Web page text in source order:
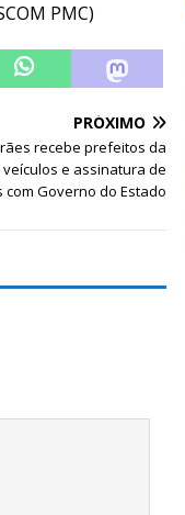
PMC)
PRÓXIMO
recebe prefeitos da
e assinatura de
com Governo do Estado